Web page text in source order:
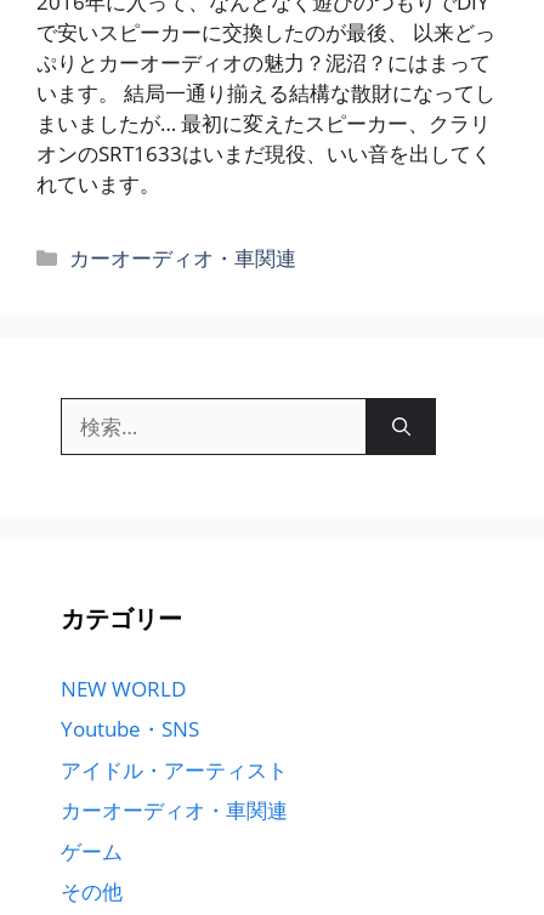
で安いスピーカーに交換したのが最後、 以来どっ
ぷりとカーオーディオの魅力？泥沼？にはまって
います。 結局一通り揃える結構な散財になってし
まいましたが… 最初に変えたスピーカー、クラリ
オンのSRT1633はいまだ現役、いい音を出してく
れています。
カ
カーオーディオ・車関連
索:
カテゴリー
NEW WORLD
Youtube・SNS
アイドル・アーティスト
カーオーディオ・車関連
ゲーム
その他